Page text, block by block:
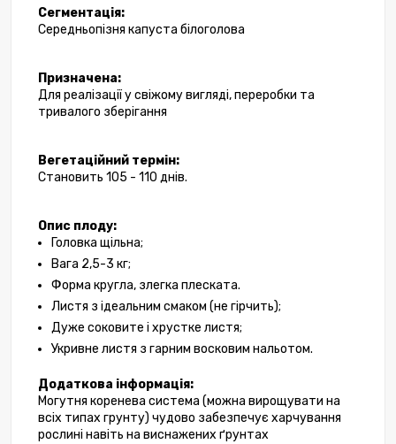
Сегментація:
Середньопізня капуста білоголова
Призначена:
Для реалізації у свіжому вигляді, переробки та
тривалого зберігання
Вегетаційний термін:
Становить 105 - 110 днів.
Опис плоду:
Головка щільна;
Вага 2,5-3 кг;
Форма кругла, злегка плеската.
Листя з ідеальним смаком (не гірчить);
Дуже соковите і хрустке листя;
Укривне листя з гарним восковим нальотом.
Додаткова інформація:
Могутня коренева система (можна вирощувати на
всіх типах грунту) чудово забезпечує харчування
рослині навіть на виснажених ґрунтах